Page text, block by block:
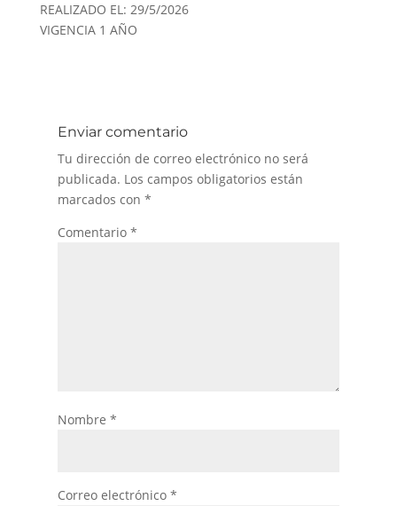
REALIZADO EL: 29/5/2026
VIGENCIA 1 AÑO
Enviar comentario
Tu dirección de correo electrónico no será
publicada. Los campos obligatorios están
marcados con *
Comentario *
Nombre *
Correo electrónico *